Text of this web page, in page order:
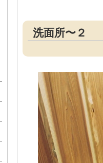
洗面所〜２